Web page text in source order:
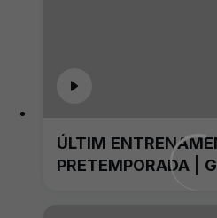
ÚLTIM
PRETEMPORADA |